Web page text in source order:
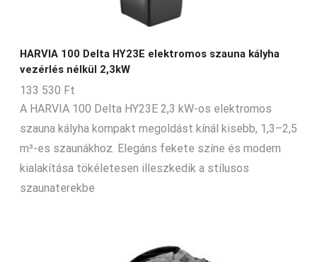
8-9-m3
9-15-m3
9-18-m3
9-20-m3
HARVIA 100 Delta HY23E elektromos szauna kályha
vezérlés nélkül 2,3kW
133 530 Ft
A HARVIA 100 Delta HY23E 2,3 kW-os elektromos
szauna kályha kompakt megoldást kínál kisebb, 1,3–2,5
m³-es szaunákhoz. Elegáns fekete színe és modern
kialakítása tökéletesen illeszkedik a stílusos
szaunaterekbe